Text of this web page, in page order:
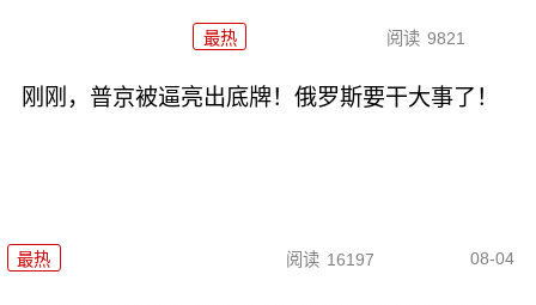
最热 阅读 9821
刚刚，普京被逼亮出底牌！俄罗斯要干大事了！
最热 阅读 16197 08-04